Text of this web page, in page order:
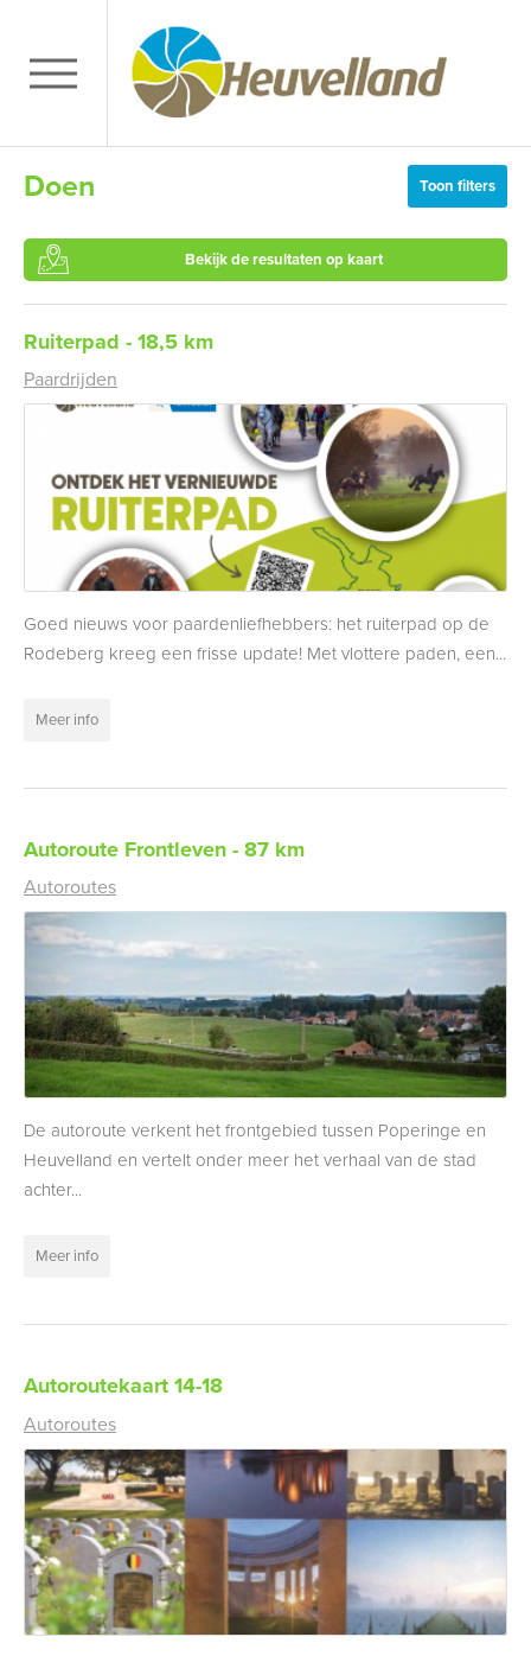
Doen
Bekijk de resultaten op kaart
Toon filters
Ruiterpad - 18,5 km
Paardrijden
Goed nieuws voor paardenliefhebbers: het ruiterpad op de
Rodeberg kreeg een frisse update! Met vlottere paden, een...
Meer info
Autoroute Frontleven - 87 km
Autoroutes
De autoroute verkent het frontgebied tussen Poperinge en
Heuvelland en vertelt onder meer het verhaal van de stad
achter...
Meer info
Autoroutekaart 14-18
Autoroutes